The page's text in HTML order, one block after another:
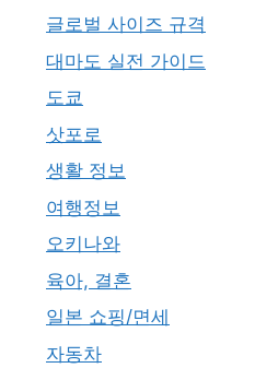
글로벌 사이즈 규격
대마도 실전 가이드
도쿄
삿포로
생활 정보
여행정보
오키나와
육아, 결혼
일본 쇼핑/면세
자동차